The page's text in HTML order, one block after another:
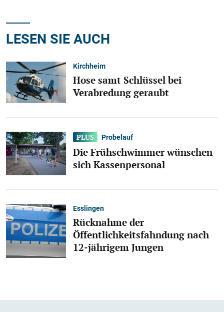
LESEN SIE AUCH
Kirchheim
Hose samt Schlüssel bei
Verabredung geraubt
Probelauf
Die Frühschwimmer wünschen
sich Kassenpersonal
Esslingen
Rücknahme der
Öffentlichkeitsfahndung nach
12-jährigem Jungen